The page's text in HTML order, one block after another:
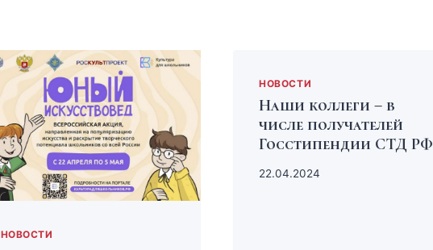
НОВОСТИ
НОВОСТИ
Наши коллеги – в
числе получателей
Госстипендии СТД РФ
22.04.2024